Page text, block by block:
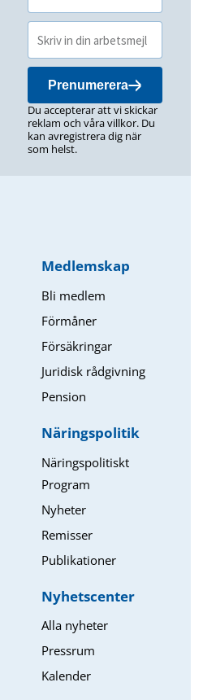
Prenumerera
Du accepterar att vi skickar
reklam och våra villkor. Du
kan avregistrera dig när
som helst.
Medlemskap
Bli medlem
Förmåner
Försäkringar
Juridisk rådgivning
Pension
Näringspolitik
Näringspolitiskt
Program
Nyheter
Remisser
Publikationer
Nyhetscenter
Alla nyheter
Pressrum
Kalender